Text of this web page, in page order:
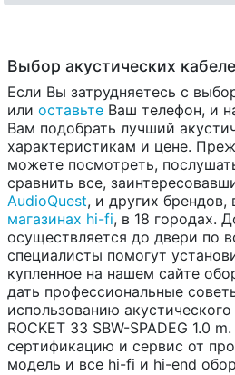
Выбор акустических
Если Вы затрудняетесь с
или оставьте Ваш телефон, и
Вам подобрать лучший
характеристикам и цене.
можете посмотреть,
сравнить все,
AudioQuest, и других
магазинах hi-fi, в 18 городах.
осуществляется до двери по
специалисты помогут
купленное на нашем сайте
дать профессиональные
использованию
ROCKET 33 SBW-SPADEG 1.0
сертификацию и сервис от
модель и все hi-fi и hi-end